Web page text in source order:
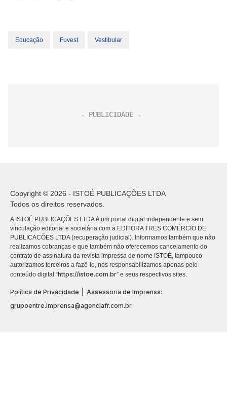
Educação Fuvest Vestibular
Copyright © 2026 - ISTOÉ PUBLICAÇÕES LTDA
Todos os direitos reservados.
A ISTOÉ PUBLICAÇÕES LTDA é um portal digital independente e sem
vinculação editorial e societária com a EDITORA TRES COMÉRCIO DE
PUBLICACÕES LTDA (recuperação judicial). Informamos também que não
realizamos cobranças e que também não oferecemos cancelamento do
contrato de assinatura da revista impressa de nome ISTOÉ, tampouco
autorizamos terceiros a fazê-lo, nos responsabilizamos apenas pelo
conteúdo digital “https://istoe.com.br” e seus respectivos sites.
Política de Privacidade
Assessoria de Imprensa:
grupoentre.imprensa@agenciafr.com.br